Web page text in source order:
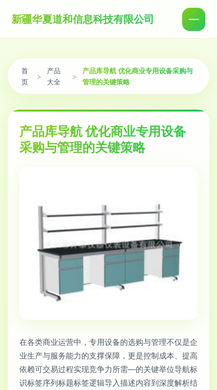
新疆华夏道和信息科技有限公司
首
页
>
产品
大全
>
产品库导航 优化商业专用设备采购与
管理的关键策略
产品库导航 优化商业专用设备
采购与管理的关键策略
在各类商业运营中，专用设备的选购与管理不仅是企
业生产与服务能力的支撑保障，更是控制成本、提高
依赖可交易过程实现竞争力所需—的关键举位导航标
识标签序列标题标签逻辑导入描述内容到深度解析结